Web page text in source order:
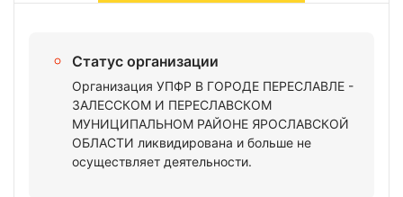
Статус организации
Организация УПФР В ГОРОДЕ ПЕРЕСЛАВЛЕ -
ЗАЛЕССКОМ И ПЕРЕСЛАВСКОМ
МУНИЦИПАЛЬНОМ РАЙОНЕ ЯРОСЛАВСКОЙ
ОБЛАСТИ ликвидирована и больше не
осуществляет деятельности.